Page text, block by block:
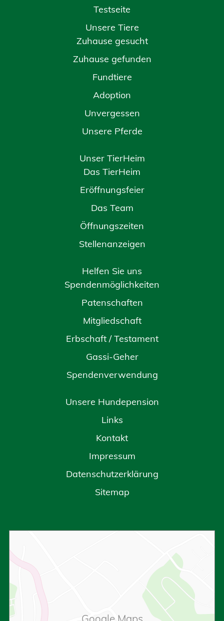
Testseite
Unsere Tiere
Zuhause gesucht
Zuhause gefunden
Fundtiere
Adoption
Unvergessen
Unsere Pferde
Unser TierHeim
Das TierHeim
Eröffnungsfeier
Das Team
Öffnungszeiten
Stellenanzeigen
Helfen Sie uns
Spendenmöglichkeiten
Patenschaften
Mitgliedschaft
Erbschaft / Testament
Gassi-Geher
Spendenverwendung
Unsere Hundepension
Links
Kontakt
Impressum
Datenschutzerklärung
Sitemap